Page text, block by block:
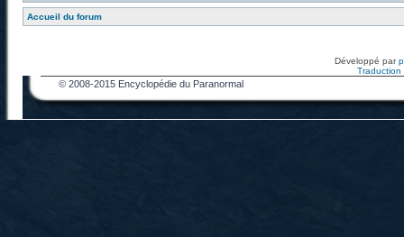
Accueil du forum
Développé par
Traduction
© 2008-2015 Encyclopédie du Paranormal